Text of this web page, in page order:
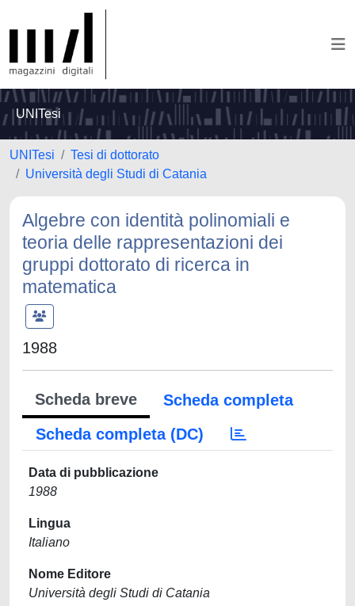
UNITesi
UNITesi
Tesi di dottorato
Università degli Studi di Catania
Algebre con identità polinomiali e
teoria delle rappresentazioni dei
gruppi dottorato di ricerca in
matematica
1988
Scheda breve
Scheda completa
Scheda completa (DC)
Data di pubblicazione
1988
Lingua
Italiano
Nome Editore
Università degli Studi di Catania